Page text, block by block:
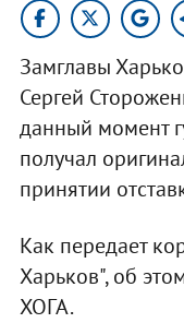
Замглавы
Сергей
данный момент
получал
принятии
Как передает
Харьков", об
ХОГА.